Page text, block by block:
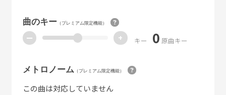
曲のキー（プレミアム限定機能）
ー + キー 0 原曲キー
メトロノーム （プレミアム限定機能）
この曲は対応していません